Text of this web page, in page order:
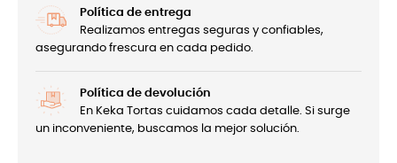
Política de entrega
Realizamos entregas seguras y confiables,
asegurando frescura en cada pedido.
Política de devolución
En Keka Tortas cuidamos cada detalle. Si surge
un inconveniente, buscamos la mejor solución.